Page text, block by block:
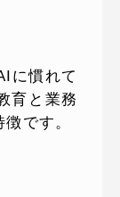
に慣れて
育と業務
です。